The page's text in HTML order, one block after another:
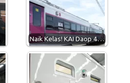
Naik Kelas! KAI Daop 4…